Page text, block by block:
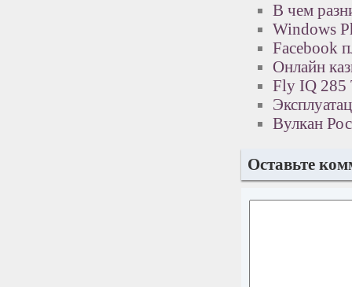
В чем
Windows
Facebook
Онлайн
Fly IQ 285
Вулкан
Оставьте